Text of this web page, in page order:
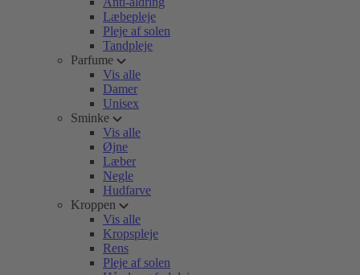
Læbepleje
Pleje af solen
Tandpleje
Parfume
Vis alle
Damer
Unisex
Sminke
Vis alle
Øjne
Læber
Negle
Hudfarve
Kroppen
Vis alle
Kropspleje
Rens
Pleje af solen